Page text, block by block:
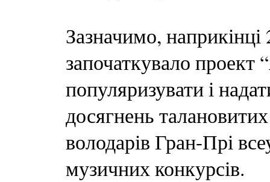
Зазначимо,
започаткувало
популяризувати і
досягнень талановитих
володарів Гран-Прі
музичних конкурсів.